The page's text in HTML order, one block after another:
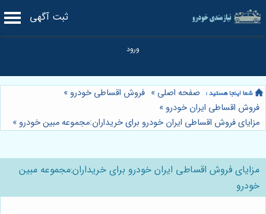
ثبت آگهی
صفحه اصلی » فروش اقساطی خودرو »
فروش اقساطی ایران خودرو »
مزایای فروش اقساطی ایران خودرو برای خریداران:مجموعه مبین خودرو »
مزایای فروش اقساطی ایران خودرو برای خریداران:مجموعه مبین
خودرو